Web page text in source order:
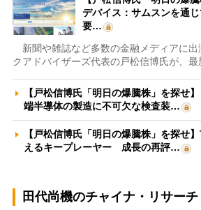
デバイス：サムスンを通
要…
新聞や雑誌など多数の金融メディアに出
クアドバイザーズ代表の戸松信博氏が、
【戸松信博氏「明日の爆騰株」を探せ
端半導体の製造に不可欠な検査装…
【戸松信博氏「明日の爆騰株」を探せ
えるキープレーヤー 成長の再評…
田代尚機のチャイナ・リサーチ